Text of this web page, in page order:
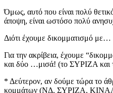
Όμως, αυτό που είναι πολύ
άποψη, είναι ωστόσο πολύ
Διότι έχουμε δικομματισμό
Για την ακρίβεια, έχουμε
και δύο …μισά! (το ΣΥΡΙΖΑ
* Δεύτερον, αν δούμε τώρα το
κομμάτων (ΝΔ, ΣΥΡΙΖΑ,